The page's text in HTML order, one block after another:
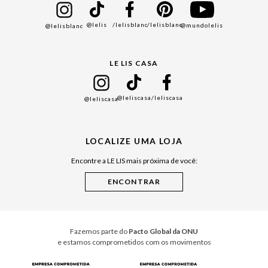
Black Friday
Cuidados Casa
@lelisblanc @lelis /lelisblanc/lelisblanc@mundolelis
LE LIS CASA
@leliscasa@leliscasa/leliscasa
LOCALIZE UMA LOJA
Encontre a LE LIS mais próxima de você:
Fazemos parte do Pacto Global da ONU
e estamos comprometidos com os movimentos